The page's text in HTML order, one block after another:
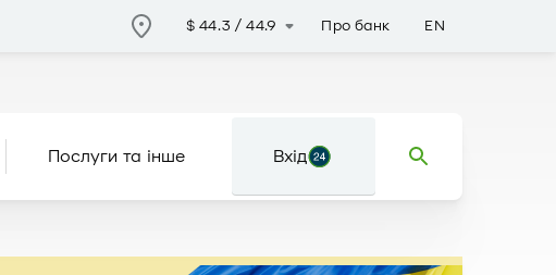
$ 44.3 / 44.9 Про банк EN
Послуги та інше Вхід